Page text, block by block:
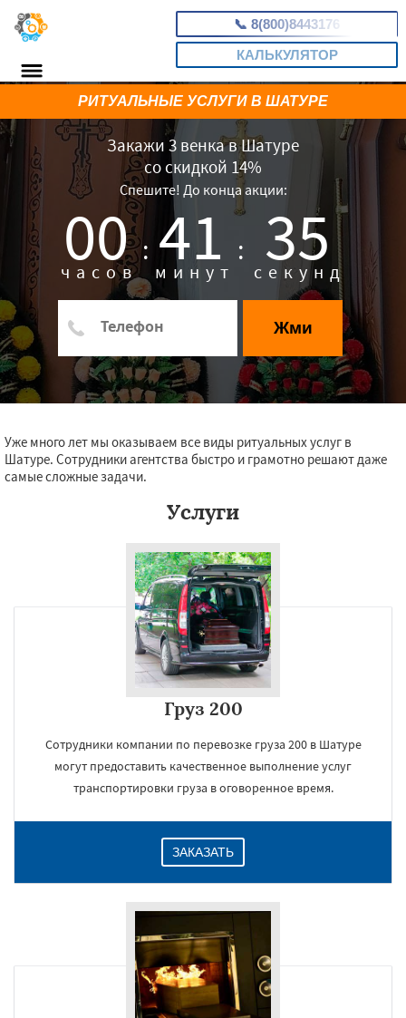
📞 8(800)8443176
КАЛЬКУЛЯТОР
Закажи 3 венка в Шатуре
со скидкой 14%
Спешите! До конца акции:
00 :
часов 41 :
минут 34
секунд
Жми
РИТУАЛЬНЫЕ УСЛУГИ В ШАТУРЕ
Уже много лет мы оказываем все виды ритуальных услуг в
Шатуре. Сотрудники агентства быстро и грамотно решают даже
самые сложные задачи.
Услуги
Груз 200
Сотрудники компании по перевозке груза 200 в Шатуре
могут предоставить качественное выполнение услуг
транспортировки груза в оговоренное время.
ЗАКАЗАТЬ